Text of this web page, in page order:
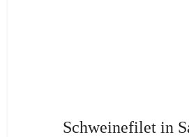
Schweinefilet in